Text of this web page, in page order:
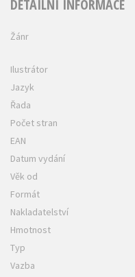
DETAILNÍ INFORMACE
Žánr
Ilustrátor
Jazyk
Řada
Počet stran
EAN
Datum vydání
Věk od
Formát
Nakladatelství
Hmotnost
Typ
Vazba